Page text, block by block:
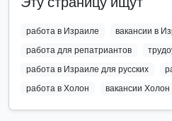
работа в Израиле
вакансии в
работа для репатриантов
работа в Израиле для русских
работа в Холон
вакансии Холон